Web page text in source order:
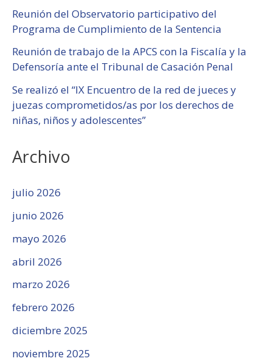
Reunión del Observatorio participativo del
Programa de Cumplimiento de la Sentencia
Reunión de trabajo de la APCS con la Fiscalía y la
Defensoría ante el Tribunal de Casación Penal
Se realizó el “IX Encuentro de la red de jueces y
juezas comprometidos/as por los derechos de
niñas, niños y adolescentes”
Archivo
julio 2026
junio 2026
mayo 2026
abril 2026
marzo 2026
febrero 2026
diciembre 2025
noviembre 2025